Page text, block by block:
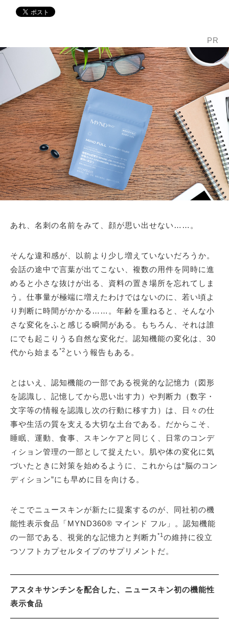
PR
あれ、名刺の名前をみて、顔が思い出せない……。
そんな違和感が、以前より少し増えていないだろうか。
会話の途中で言葉が出てこない、複数の用件を同時に進
めると小さな抜けが出る、資料の置き場所を忘れてしま
う。仕事量が極端に増えたわけではないのに、若い頃よ
り判断に時間がかかる……。年齢を重ねると、そんな小
さな変化をふと感じる瞬間がある。もちろん、それは誰
にでも起こりうる自然な変化だ。認知機能の変化は、30
代から始まる *2 という報告もある。
とはいえ、認知機能の一部である視覚的な記憶力（図形
を認識し、記憶してから思い出す力）や判断力（数字・
文字等の情報を認識し次の行動に移す力）は、日々の仕
事や生活の質を支える大切な土台である。だからこそ、
睡眠、運動、食事、スキンケアと同じく、日常のコンデ
ィション管理の一部として捉えたい。肌や体の変化に気
づいたときに対策を始めるように、これからは“脳のコン
ディション”にも早めに目を向ける。
そこでニュースキンが新たに提案するのが、同社初の機
能性表示食品「MYND360® マインド フル」。認知機能
の一部である、視覚的な記憶力と判断力 *1 の維持に役立
つソフトカプセルタイプのサプリメントだ。
アスタキサンチンを配合した、ニュースキン初の機能性
表示食品